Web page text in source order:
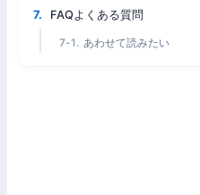
FAQよくある質問
あわせて読みたい